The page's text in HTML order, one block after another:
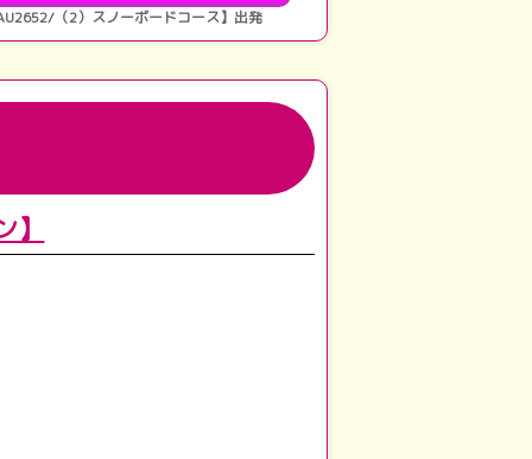
（2）スノーボードコース】出発